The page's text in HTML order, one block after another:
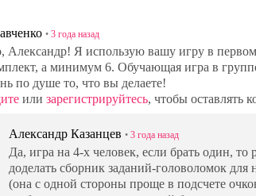
• 3 года назад
Александр! Я использую вашу игру в
а минимум 6. Обучающая игра в
по душе то, что вы делаете!
или зарегистрируйтесь, чтобы оставлять
Александр Казанцев • 3 года назад
Да, игра на 4-х человек, если брать один,
доделать сборник заданий-головоломок
(она с одной стороны проще в подсчете